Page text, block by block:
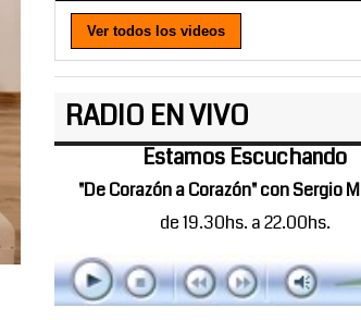
Ver todos los videos
RADIO EN VIVO
Estamos Escuchando
"De Corazón a Corazón" con Sergio
de 19.30hs. a 22.00hs.